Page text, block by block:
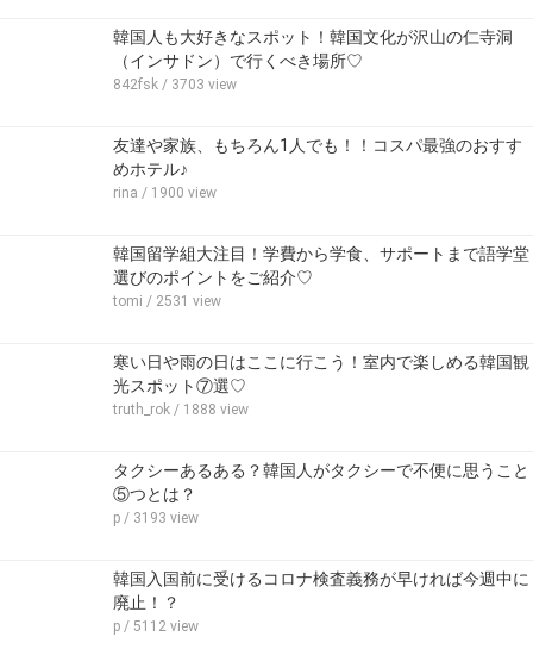
韓国人も大好きなスポット！韓国文化が沢山の仁寺洞
（インサドン）で行くべき場所♡
842fsk / 3703 view
友達や家族、もちろん1人でも！！コスパ最強のおすす
めホテル♪
rina / 1900 view
韓国留学組大注目！学費から学食、サポートまで語学堂
選びのポイントをご紹介♡
tomi / 2531 view
寒い日や雨の日はここに行こう！室内で楽しめる韓国観
光スポット⑦選♡
truth_rok / 1888 view
タクシーあるある？韓国人がタクシーで不便に思うこと
⑤つとは？
p / 3193 view
韓国入国前に受けるコロナ検査義務が早ければ今週中に
廃止！？
p / 5112 view